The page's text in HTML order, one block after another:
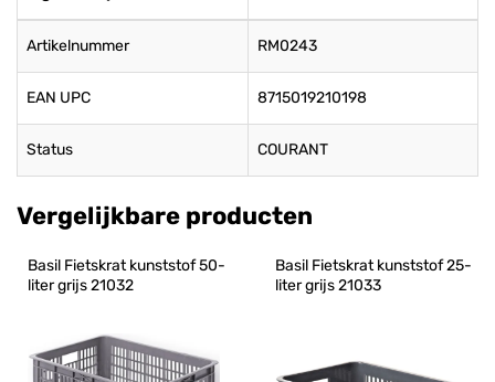
Artikelnummer RM0243
EAN UPC 8715019210198
Status COURANT
Vergelijkbare producten
Basil Fietskrat kunststof 50-
liter grijs 21032
Basil Fietskrat kunststof 25-
liter grijs 21033